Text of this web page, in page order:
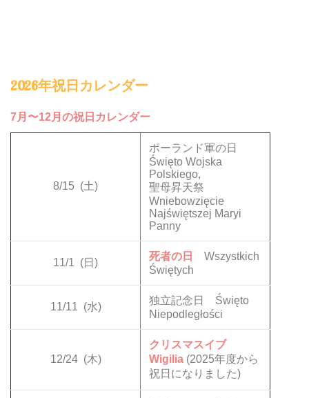
2026年祝日カレンダー
7月〜12月の祝日カレンダー
8/15 (土)
ポーランド軍の日
Święto Wojska
Polskiego,
聖母昇天祭
Wniebowzięcie
Najświętszej Maryi
Panny
11/1 (日)
死者の日
Wszystkich
Świętych
11/11 (水)
独立記念日 Święto
Niepodległości
12/24 (木)
クリスマスイブ
Wigilia (2025年度から
祝日になりました)